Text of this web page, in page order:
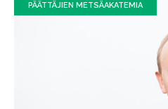
PÄÄTTÄJIEN METSÄAKATEMIA